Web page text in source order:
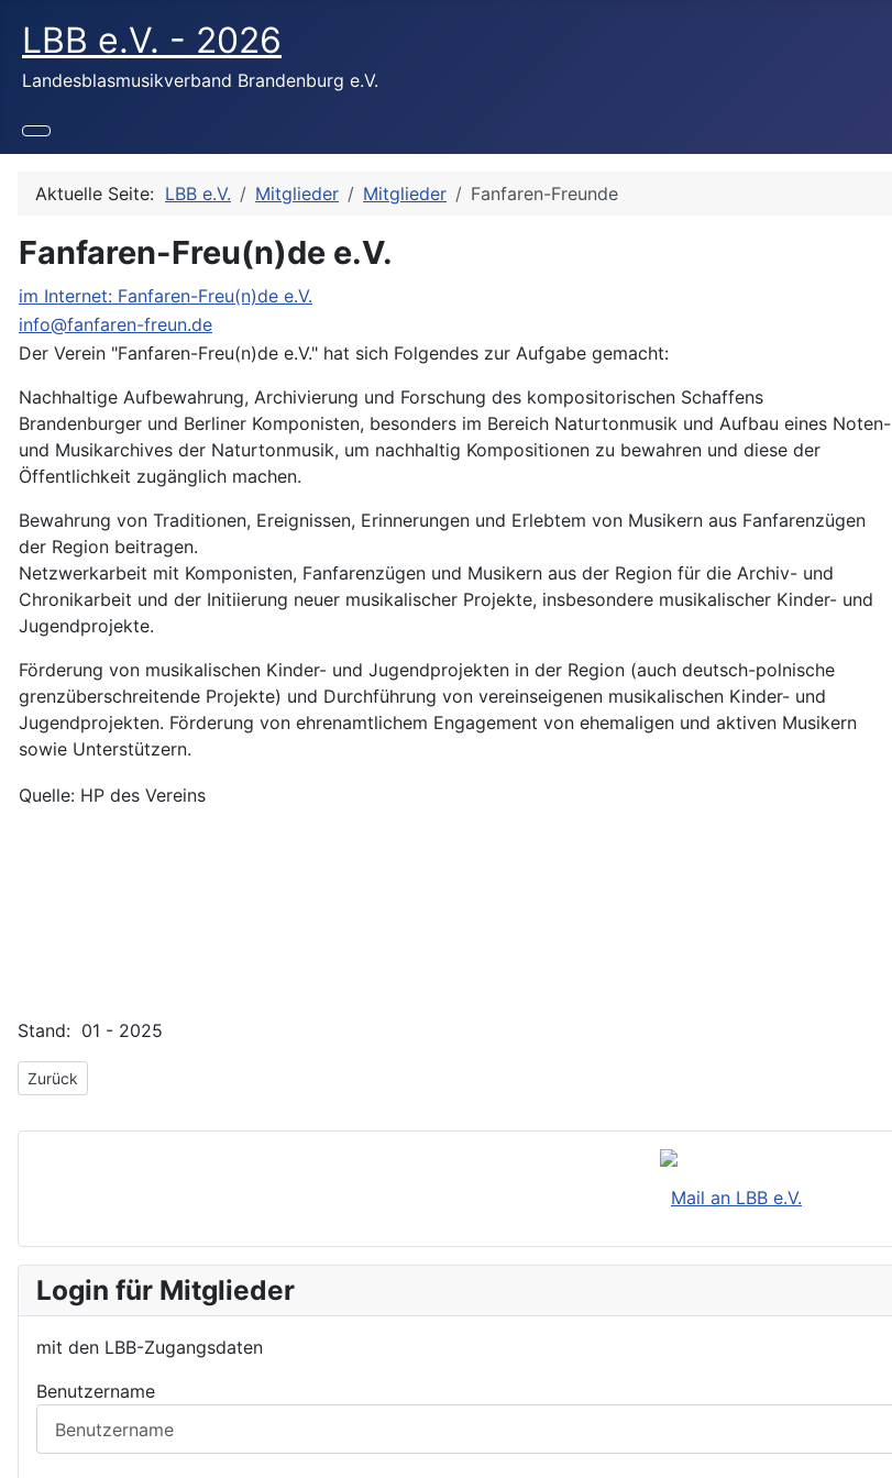
LBB e.V. - 2026
Landesblasmusikverband Brandenburg e.V.
Aktuelle Seite: LBB e.V. Mitglieder Mitglieder Fanfaren-Freunde
Fanfaren-Freu(n)de e.V.
im Internet: Fanfaren-Freu(n)de e.V.
info@fanfaren-freun.de
Der Verein "Fanfaren-Freu(n)de e.V." hat sich Folgendes zur Aufgabe gemacht:
Nachhaltige Aufbewahrung, Archivierung und Forschung des kompositorischen Schaffens
Brandenburger und Berliner Komponisten, besonders im Bereich Naturtonmusik und Aufbau eines Noten-
und Musikarchives der Naturtonmusik, um nachhaltig Kompositionen zu bewahren und diese der
Öffentlichkeit zugänglich machen.
Bewahrung von Traditionen, Ereignissen, Erinnerungen und Erlebtem von Musikern aus Fanfarenzügen
der Region beitragen.
Netzwerkarbeit mit Komponisten, Fanfarenzügen und Musikern aus der Region für die Archiv- und
Chronikarbeit und der Initiierung neuer musikalischer Projekte, insbesondere musikalischer Kinder- und
Jugendprojekte.
Förderung von musikalischen Kinder- und Jugendprojekten in der Region (auch deutsch-polnische
grenzüberschreitende Projekte) und Durchführung von vereinseigenen musikalischen Kinder- und
Jugendprojekten. Förderung von ehrenamtlichem Engagement von ehemaligen und aktiven Musikern
sowie Unterstützern.
Quelle: HP des Vereins
Stand: 01 - 2025
Vorheriger Beitrag: JBO Beeskow
Zurück
Mail an LBB e.V.
Login für Mitglieder
mit den LBB-Zugangsdaten
Benutzername